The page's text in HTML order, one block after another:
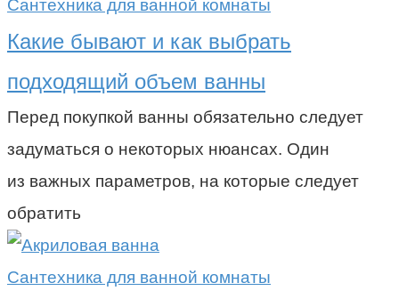
Сантехника для ванной комнаты
Какие бывают и как выбрать
подходящий объем ванны
Перед покупкой ванны обязательно следует
задуматься о некоторых нюансах. Один
из важных параметров, на которые следует
обратить
Сантехника для ванной комнаты